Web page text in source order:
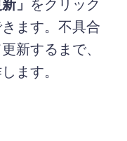
ます。不具合
新するまで、
ます。